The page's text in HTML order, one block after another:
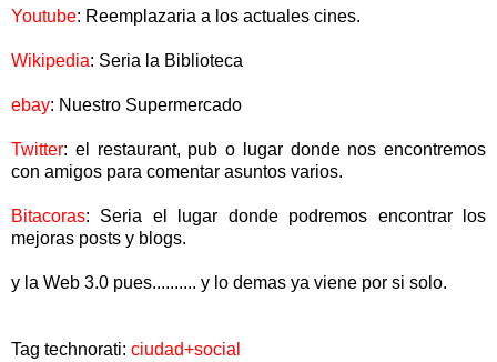
Youtube: Reemplazaria a los actuales cines.
Wikipedia: Seria la Biblioteca
ebay: Nuestro Supermercado
Twitter: el restaurant, pub o lugar donde nos encontremos
con amigos para comentar asuntos varios.
Bitacoras: Seria el lugar donde podremos encontrar los
mejoras posts y blogs.
y la Web 3.0 pues.......... y lo demas ya viene por si solo.
Tag technorati: ciudad+social